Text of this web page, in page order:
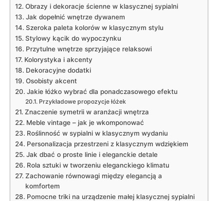
Obrazy i dekoracje ścienne w klasycznej sypialni
Jak dopełnić wnętrze dywanem
Szeroka paleta kolorów w klasycznym stylu
Stylowy kącik do wypoczynku
Przytulne wnętrze sprzyjające relaksowi
Kolorystyka i akcenty
Dekoracyjne dodatki
Osobisty akcent
Jakie łóżko wybrać dla ponadczasowego efektu
Przykładowe propozycje łóżek
Znaczenie symetrii w aranżacji wnętrza
Meble vintage – jak je wkomponować
Roślinność w sypialni w klasycznym wydaniu
Personalizacja przestrzeni z klasycznym wdziękiem
Jak dbać o proste linie i eleganckie detale
Rola sztuki w tworzeniu eleganckiego klimatu
Zachowanie równowagi między elegancją a
komfortem
Pomocne triki na urządzenie małej klasycznej sypialni